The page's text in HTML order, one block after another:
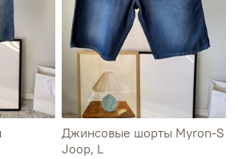
Джинсовые шорты Myron-S
Joop, L